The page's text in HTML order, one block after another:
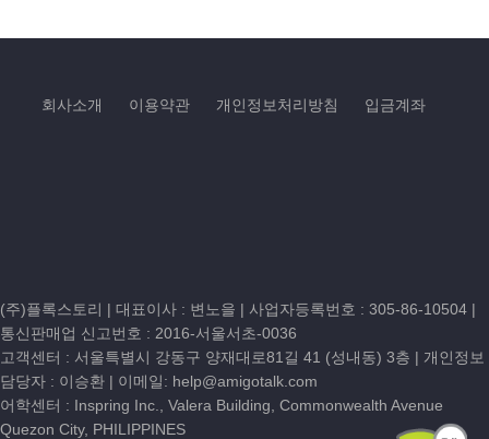
회사소개 이용약관 개인정보처리방침 입금계좌
(주)플록스토리 | 대표이사 : 변노을 | 사업자등록번호 : 305-86-10504 |
통신판매업 신고번호 : 2016-서울서초-0036
고객센터 : 서울특별시 강동구 양재대로81길 41 (성내동) 3층 | 개인정보
담당자 : 이승환 | 이메일: help@amigotalk.com
어학센터 : Inspring Inc., Valera Building, Commonwealth Avenue
Quezon City, PHILIPPINES